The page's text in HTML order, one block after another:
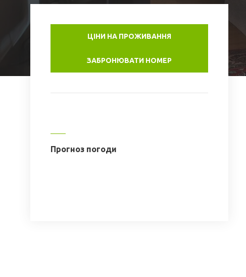
ЦІНИ НА ПРОЖИВАННЯ
ЗАБРОНЮВАТИ НОМЕР
Прогноз погоди